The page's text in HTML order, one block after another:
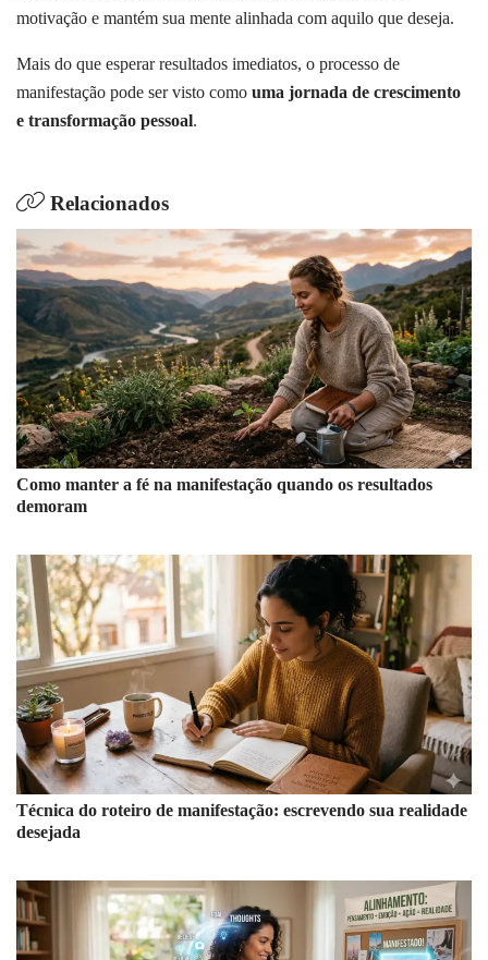
motivação e mantém sua mente alinhada com aquilo que deseja.
Mais do que esperar resultados imediatos, o processo de
manifestação pode ser visto como uma jornada de crescimento
e transformação pessoal.
Relacionados
Como manter a fé na manifestação quando os resultados
demoram
Técnica do roteiro de manifestação: escrevendo sua realidade
desejada